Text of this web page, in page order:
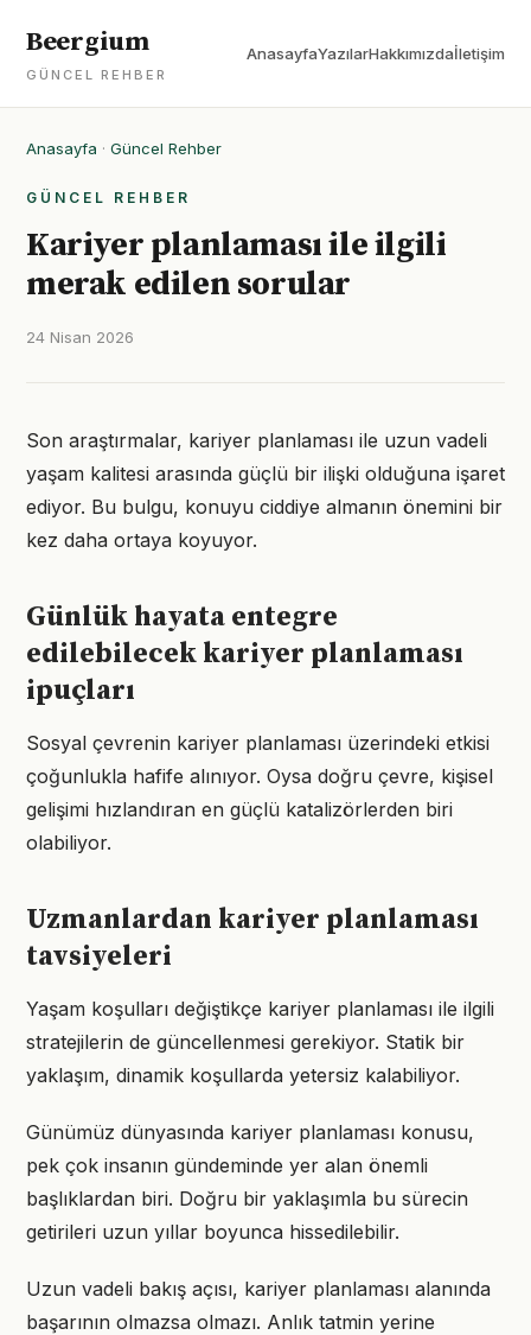
Beergium
GÜNCEL REHBER
AnasayfaYazılarHakkımızdaİletişim
Anasayfa · Güncel Rehber
GÜNCEL REHBER
Kariyer planlaması ile ilgili
merak edilen sorular
24 Nisan 2026
Son araştırmalar, kariyer planlaması ile uzun vadeli
yaşam kalitesi arasında güçlü bir ilişki olduğuna işaret
ediyor. Bu bulgu, konuyu ciddiye almanın önemini bir
kez daha ortaya koyuyor.
Günlük hayata entegre
edilebilecek kariyer planlaması
ipuçları
Sosyal çevrenin kariyer planlaması üzerindeki etkisi
çoğunlukla hafife alınıyor. Oysa doğru çevre, kişisel
gelişimi hızlandıran en güçlü katalizörlerden biri
olabiliyor.
Uzmanlardan kariyer planlaması
tavsiyeleri
Yaşam koşulları değiştikçe kariyer planlaması ile ilgili
stratejilerin de güncellenmesi gerekiyor. Statik bir
yaklaşım, dinamik koşullarda yetersiz kalabiliyor.
Günümüz dünyasında kariyer planlaması konusu,
pek çok insanın gündeminde yer alan önemli
başlıklardan biri. Doğru bir yaklaşımla bu sürecin
getirileri uzun yıllar boyunca hissedilebilir.
Uzun vadeli bakış açısı, kariyer planlaması alanında
başarının olmazsa olmazı. Anlık tatmin yerine